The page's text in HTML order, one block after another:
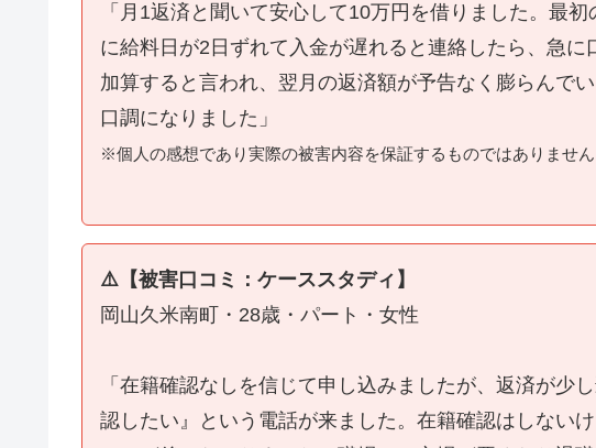
「月1返済と聞いて安心して10万円を借りました。最
に給料日が2日ずれて入金が遅れると連絡したら、急
加算すると言われ、翌月の返済額が予告なく膨らんで
口調になりました」
※個人の感想であり実際の被害内容を保証するものではありません
⚠️【被害口コミ：ケーススタディ】
岡山久米南町・28歳・パート・女性
「在籍確認なしを信じて申し込みましたが、返済が少
認したい』という電話が来ました。在籍確認はしない